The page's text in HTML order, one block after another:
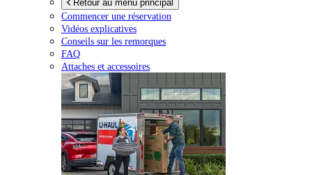
Retour au menu principal
Commencer une réservation
Vidéos explicatives
Conseils sur les remorques
FAQ
Attaches et accessoires